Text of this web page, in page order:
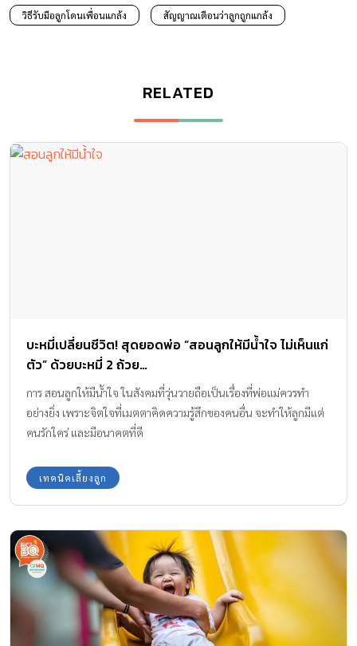
วิธีรับมือลูกโดนเพื่อนแกล้ง สัญญาณเตือนว่าลูกถูกแกล้ง
RELATED
บะหมี่เปลี่ยนชีวิต! สุดยอดพ่อ “สอนลูกให้มีน้ำใจ ไม่เห็นแก่
ตัว” ด้วยบะหมี่ 2 ถ้วย…
การ สอนลูกให้มีน้ำใจ ในสังคมที่วุ่นวายถือเป็นเรื่องที่พ่อแม่ควรทำ
อย่างยิ่ง เพราะจิตใจที่เมตตาคิดความรู้สึกของคนอื่น จะทำให้ลูกมีแต่
คนรักใคร่ และมีอนาคตที่ดี
เทคนิคเลี้ยงลูก